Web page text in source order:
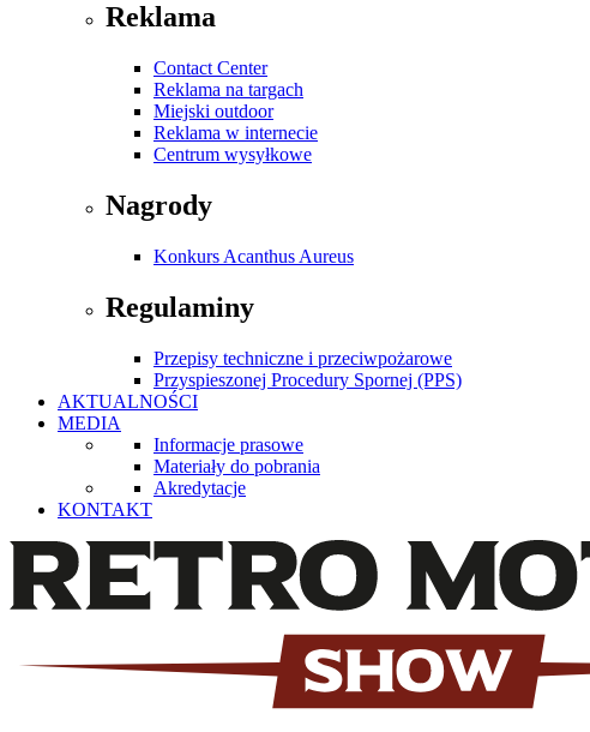
Reklama
Contact Center
Reklama na targach
Miejski outdoor
Reklama w internecie
Centrum wysyłkowe
Nagrody
Konkurs Acanthus Aureus
Regulaminy
Przepisy techniczne i przeciwpożarowe
Przyspieszonej Procedury Spornej (PPS)
AKTUALNOŚCI
MEDIA
Informacje prasowe
Materiały do pobrania
Akredytacje
KONTAKT